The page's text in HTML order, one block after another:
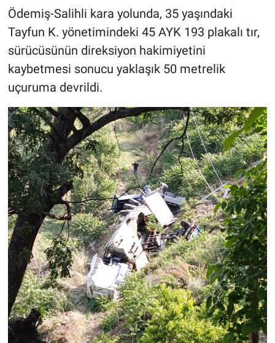
Ödemiş-Salihli kara yolunda, 35 yaşındaki
Tayfun K. yönetimindeki 45 AYK 193 plakalı tır,
sürücüsünün direksiyon hakimiyetini
kaybetmesi sonucu yaklaşık 50 metrelik
uçuruma devrildi.